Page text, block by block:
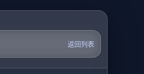
返回列表